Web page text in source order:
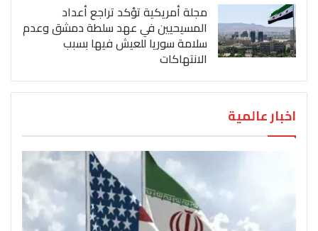
مجلة أمريكية تؤكد تراجع أعداد
المسيحيين في عهد سلطة دمشق وعدم
سلامة سوريا للعيش فيها بسبب
الانتهاكات
اخبار عالمية